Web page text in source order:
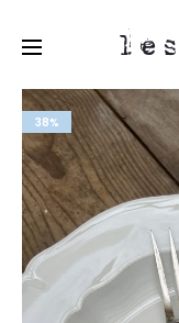
38%